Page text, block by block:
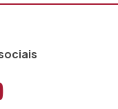
ao ao
Aceder